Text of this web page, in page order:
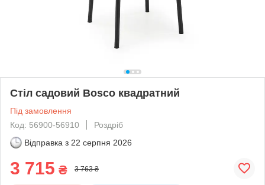
Стіл садовий Bosco квадратний
Під замовлення
Код: 56900-56910
Роздріб
Відправка з 22 серпня 2026
3 715 ₴ 3 763 ₴